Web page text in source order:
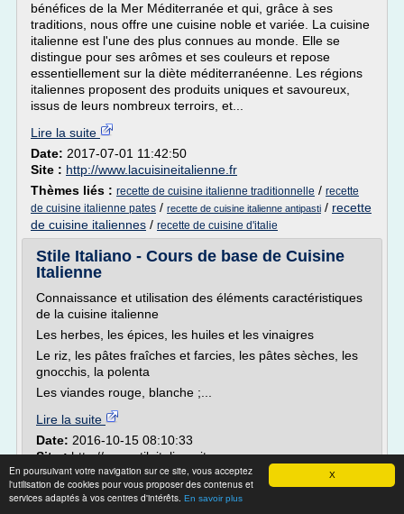
X
En poursuivant votre navigation sur ce site, vous acceptez
l'utilisation de cookies pour vous proposer des contenus et
services adaptés à vos centres d'intérêts. En savoir plus
bénéfices de la Mer Méditerranée et qui, grâce à ses
traditions, nous offre une cuisine noble et variée. La cuisine
italienne est l'une des plus connues au monde. Elle se
distingue pour ses arômes et ses couleurs et repose
essentiellement sur la diète méditerranéenne. Les régions
italiennes proposent des produits uniques et savoureux,
issus de leurs nombreux terroirs, et...
Lire la suite
Date: 2017-07-01 11:42:50
Site : http://www.lacuisineitalienne.fr
Thèmes liés : recette de cuisine italienne traditionnelle / recette
de cuisine italienne pates / recette de cuisine italienne antipasti / recette
de cuisine italiennes / recette de cuisine d'italie
Stile Italiano - Cours de base de Cuisine
Italienne
Connaissance et utilisation des éléments caractéristiques
de la cuisine italienne
Les herbes, les épices, les huiles et les vinaigres
Le riz, les pâtes fraîches et farcies, les pâtes sèches, les
gnocchis, la polenta
Les viandes rouge, blanche ;...
Lire la suite
Date: 2016-10-15 08:10:33
Site :http://www.stileitaliano.it
Thèmes liés :cours de cuisine italienne/
cours de cuisine
de base